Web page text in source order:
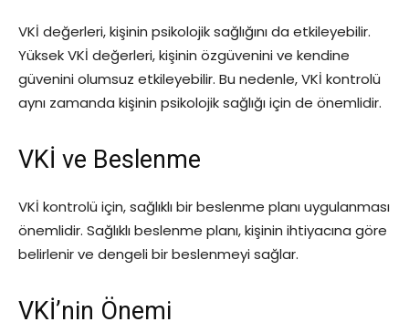
VKİ değerleri, kişinin psikolojik sağlığını da etkileyebilir.
Yüksek VKİ değerleri, kişinin özgüvenini ve kendine
güvenini olumsuz etkileyebilir. Bu nedenle, VKİ kontrolü
aynı zamanda kişinin psikolojik sağlığı için de önemlidir.
VKİ ve Beslenme
VKİ kontrolü için, sağlıklı bir beslenme planı uygulanması
önemlidir. Sağlıklı beslenme planı, kişinin ihtiyacına göre
belirlenir ve dengeli bir beslenmeyi sağlar.
VKİ’nin Önemi